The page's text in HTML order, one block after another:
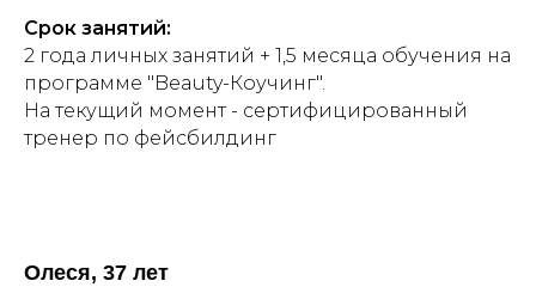
Срок занятий:
2 года личных занятий + 1,5 месяца обучения на
программе "Beauty-Коучинг".
На текущий момент - сертифицированный
тренер по фейсбилдинг
Олеся, 37 лет